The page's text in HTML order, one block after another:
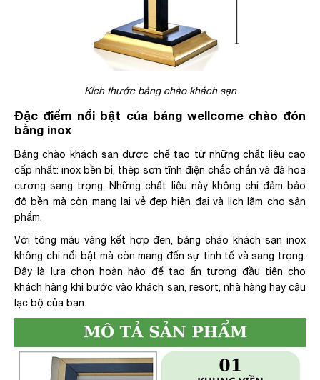
Kích thước bảng chào khách sạn
Đặc điểm nổi bật của bảng wellcome chào đón
bằng inox
Bảng chào khách sạn được chế tạo từ những chất liệu cao
cấp nhất: inox bền bỉ, thép sơn tĩnh điện chắc chắn và đá hoa
cương sang trọng. Những chất liệu này không chỉ đảm bảo
độ bền mà còn mang lại vẻ đẹp hiện đại và lịch lãm cho sản
phẩm.
Với tông màu vàng kết hợp đen, bảng chào khách sạn inox
không chỉ nổi bật mà còn mang đến sự tinh tế và sang trọng.
Đây là lựa chọn hoàn hảo để tạo ấn tượng đầu tiên cho
khách hàng khi bước vào khách sạn, resort, nhà hàng hay câu
lạc bộ của bạn.